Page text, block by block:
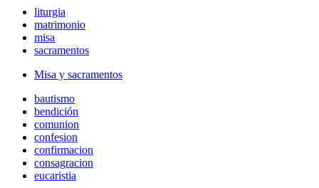
liturgia
matrimonio
misa
sacramentos
Misa y sacramentos
bautismo
bendición
comunion
confesion
confirmacion
consagracion
eucaristia